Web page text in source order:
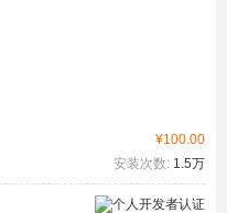
¥100.00
安装次数: 1.5万